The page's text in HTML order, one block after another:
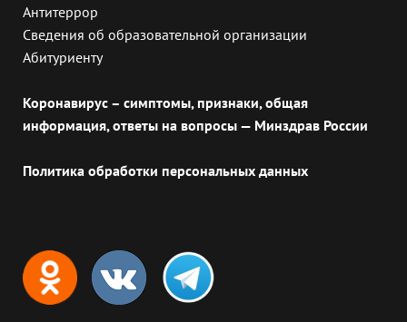
Антитеррор
Сведения об образовательной организации
Абитуриенту
Коронавирус – симптомы, признаки, общая
информация, ответы на вопросы — Минздрав России
Политика обработки персональных данных